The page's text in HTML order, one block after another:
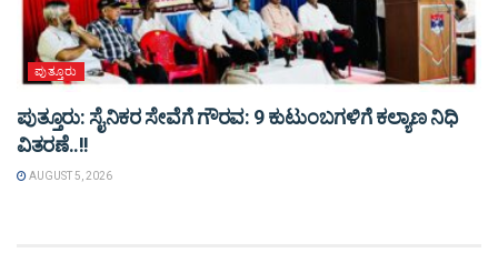
ಪುತ್ತೂರು
ಪುತ್ತೂರು: ಸೈನಿಕರ ಸೇವೆಗೆ ಗೌರವ: 9 ಕುಟುಂಬಗಳಿಗೆ ಕಲ್ಯಾಣ ನಿಧಿ
ವಿತರಣೆ..!!
AUGUST 5, 2026